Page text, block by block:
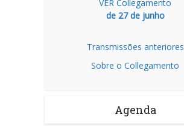
VER Collegamento
de 27 de junho
Transmissões anteriores
Sobre o Collegamento
Agenda